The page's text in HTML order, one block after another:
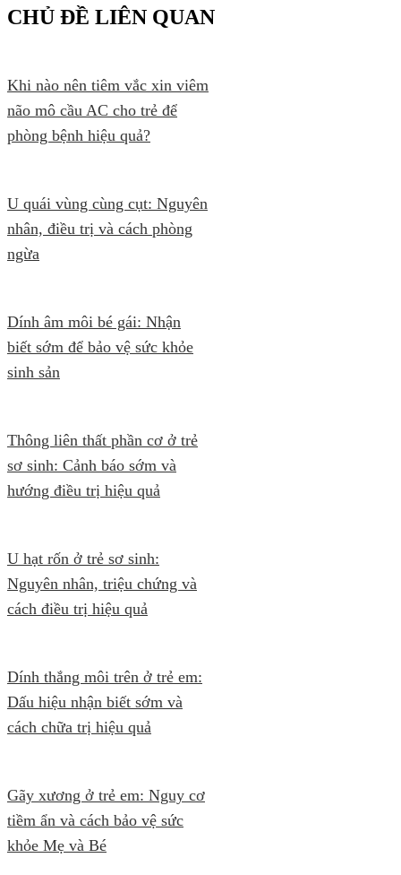
CHỦ ĐỀ LIÊN QUAN
Khi nào nên tiêm vắc xin viêm
não mô cầu AC cho trẻ để
phòng bệnh hiệu quả?
U quái vùng cùng cụt: Nguyên
nhân, điều trị và cách phòng
ngừa
Dính âm môi bé gái: Nhận
biết sớm để bảo vệ sức khỏe
sinh sản
Thông liên thất phần cơ ở trẻ
sơ sinh: Cảnh báo sớm và
hướng điều trị hiệu quả
U hạt rốn ở trẻ sơ sinh:
Nguyên nhân, triệu chứng và
cách điều trị hiệu quả
Dính thắng môi trên ở trẻ em:
Dấu hiệu nhận biết sớm và
cách chữa trị hiệu quả
Gãy xương ở trẻ em: Nguy cơ
tiềm ẩn và cách bảo vệ sức
khỏe Mẹ và Bé